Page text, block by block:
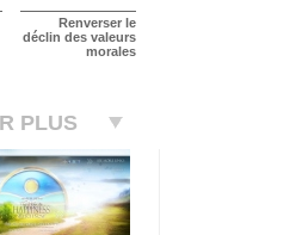
Renverser le
déclin des valeurs
morales
PLUS